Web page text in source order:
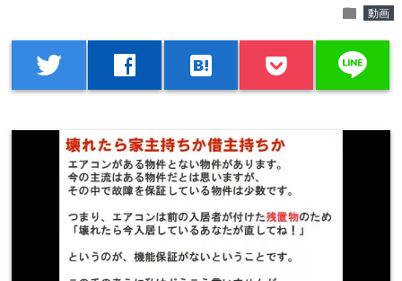
folder 動画
twitter facebook hatenabookmark line